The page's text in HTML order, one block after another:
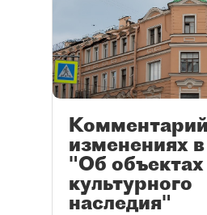
изменениях
"Об объектах
культурного
наследия"